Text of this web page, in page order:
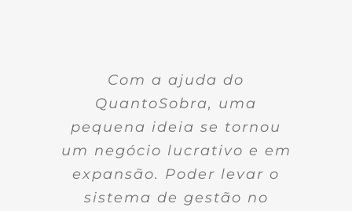
Com a ajuda do
QuantoSobra, uma
pequena ideia se tornou
um negócio lucrativo e em
expansão. Poder levar o
sistema de gestão no
Para o mercado
competitivo, investir em
um sistema de gestão
confiável, de fácil
manuseio e acessível em
qualquer lugar através da
É um ótimo sistema,
coincide conforme a nossa
necessidade, e cada
atualização melhora mais.
O atendimento é ótimo,
sem reclamações!!!
O QuantoSobra é um
programa completo e
prático! E sempre que
precisamos de suporte,
somos muito bem
atendidos! Por isso sempre